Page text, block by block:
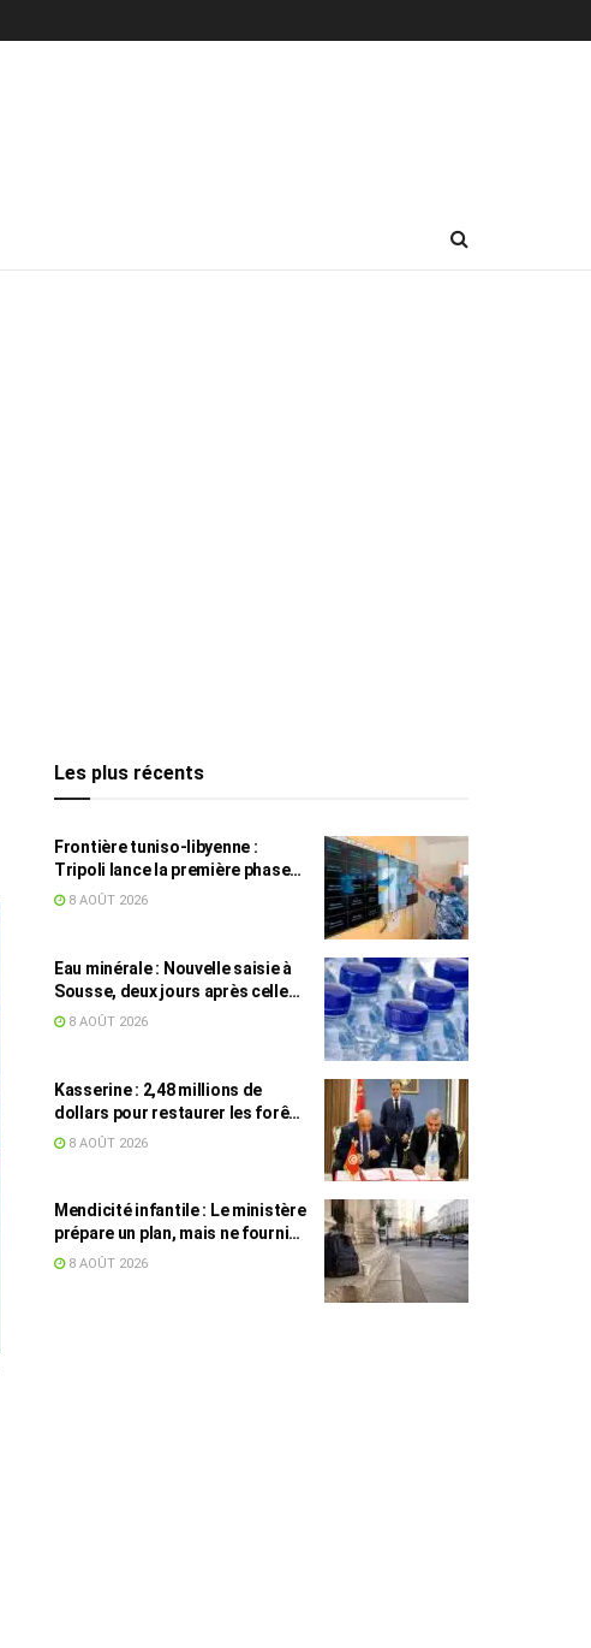
Les plus récents
Frontière tuniso-libyenne :
Tripoli lance la première phase
d’un système de surveillance sur
8 AOÛT 2026
Eau minérale : Nouvelle saisie à
Sousse, deux jours après celle
des grossistes
8 AOÛT 2026
Kasserine : 2,48 millions de
dollars pour restaurer les forêts
de pin d’Alep
8 AOÛT 2026
Mendicité infantile : Le ministère
prépare un plan, mais ne fournit
toujours aucun chiffre
8 AOÛT 2026